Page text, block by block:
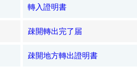
轉入證明書
疎開轉出完了届
疎開地方轉出證明書